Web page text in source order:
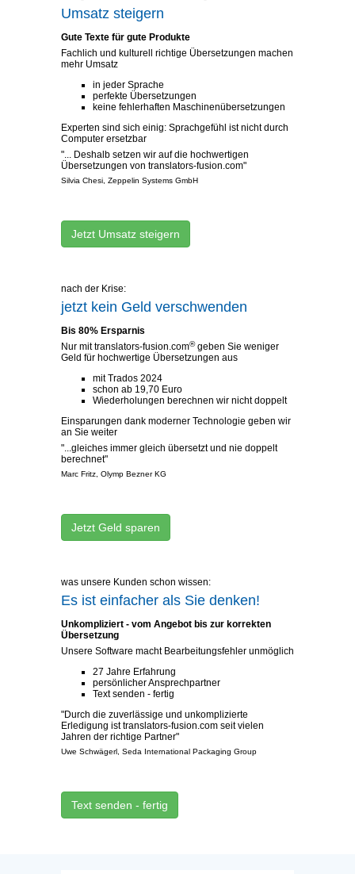
Umsatz steigern
Gute Texte für gute Produkte
Fachlich und kulturell richtige Übersetzungen machen
mehr Umsatz
in jeder Sprache
perfekte Übersetzungen
keine fehlerhaften Maschinenübersetzungen
Experten sind sich einig: Sprachgefühl ist nicht durch
Computer ersetzbar
"... Deshalb setzen wir auf die hochwertigen
Übersetzungen von translators-fusion.com"
Silvia Chesi, Zeppelin Systems GmbH
Jetzt Umsatz steigern
nach der Krise:
jetzt kein Geld verschwenden
Bis 80% Ersparnis
Nur mit translators-fusion.com®geben Sie weniger
Geld für hochwertige Übersetzungen aus
mit Trados 2024
schon ab 19,70 Euro
Wiederholungen berechnen wir nicht doppelt
Einsparungen dank moderner Technologie geben wir
an Sie weiter
"...gleiches immer gleich übersetzt und nie doppelt
berechnet"
Marc Fritz, Olymp Bezner KG
Jetzt Geld sparen
was unsere Kunden schon wissen:
Es ist einfacher als Sie denken!
Unkompliziert - vom Angebot bis zur korrekten
Übersetzung
Unsere Software macht Bearbeitungsfehler unmöglich
27 Jahre Erfahrung
persönlicher Ansprechpartner
Text senden - fertig
"Durch die zuverlässige und unkomplizierte
Erledigung ist translators-fusion.com seit vielen
Jahren der richtige Partner"
Uwe Schwägerl, Seda International Packaging Group
Text senden - fertig